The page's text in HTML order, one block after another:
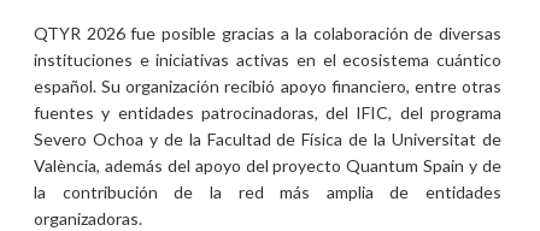
QTYR 2026 fue posible gracias a la colaboración de diversas
instituciones e iniciativas activas en el ecosistema cuántico
español. Su organización recibió apoyo financiero, entre otras
fuentes y entidades patrocinadoras, del IFIC, del programa
Severo Ochoa y de la Facultad de Física de la Universitat de
València, además del apoyo del proyecto Quantum Spain y de
la contribución de la red más amplia de entidades
organizadoras.